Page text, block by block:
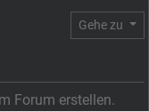
Gehe zu
Forum erstellen.